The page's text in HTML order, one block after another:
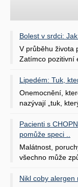
Bolest v srdci:
V průběhu života
Zatímco pozitivní
Lipedém: Tuk,
Onemocnění,
nazývají „tuk,
Pacienti s
pomůže speci ..
Malátnost,
všechno může
Nikl coby alergen